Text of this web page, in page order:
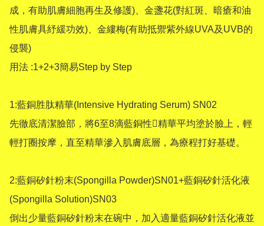
成，有助肌膚細胞再生及修護)、金盞花(對紅斑、暗瘡和油
性肌膚具紓緩功效)、金縷梅(有助抵禦紫外線UVA及UVB的
侵襲)
用法 :1+2+3簡易Step by Step
1:藍銅胜肽精華(Intensive Hydrating Serum) SN02
先徹底清潔臉部，將6至8滴藍銅性精華平均塗於臉上，輕
輕打圈按摩，直至精華滲入肌膚底層，為療程打好基礎。
2:藍銅矽針粉末(Spongilla Powder)SN01+藍銅矽針活化液
(Spongilla Solution)SN03
倒出少量藍銅矽針粉末在碗中，加入適量藍銅矽針活化液並